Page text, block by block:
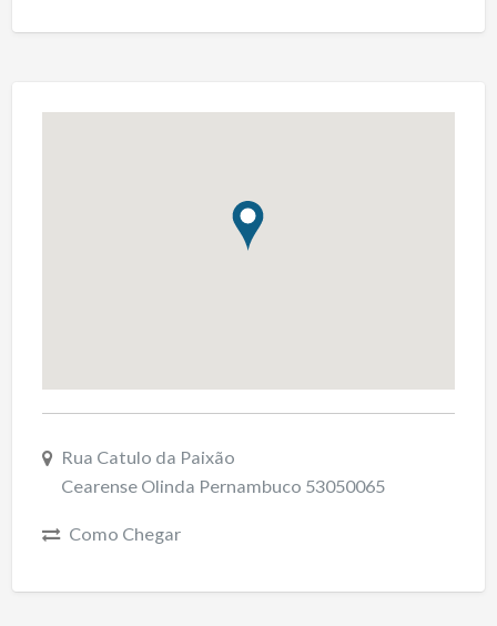
Rua Catulo da Paixão
Cearense Olinda Pernambuco 53050065
Como Chegar